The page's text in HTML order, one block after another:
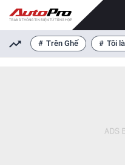
Trên Ghế Tôi